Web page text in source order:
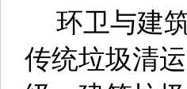
环卫与建
传统垃圾清